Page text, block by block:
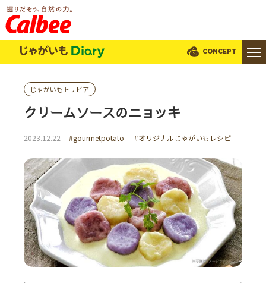
じゃがいもDialy CONCEPT
じゃがいもトリビア
クリームソースのニョッキ
2023.12.22 #gourmetpotato #オリジナルじゃがいもレシピ